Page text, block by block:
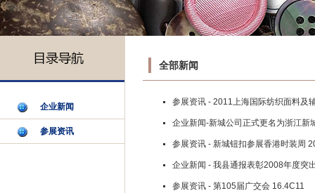
企业新闻
参展资讯
全部新闻
参展资讯 - 2011上海国际纺织面料及
企业新闻-新城公司正式更名为浙江新
参展资讯 - 新城钮扣参展香港时装周
企业新闻 - 我县通报表彰2008年度突
参展资讯 - 第105届广交会 16.4C11